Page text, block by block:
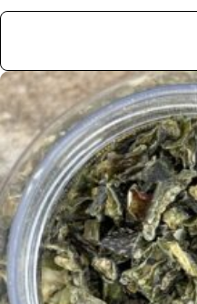
range:
18,00 €